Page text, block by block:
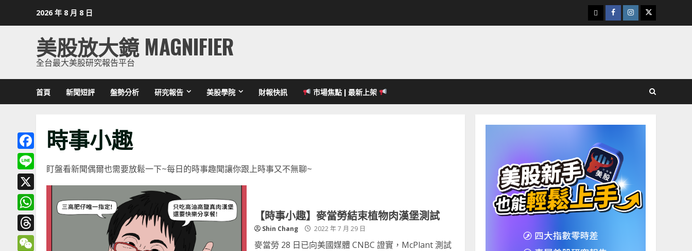
2026 年 8 月 8 日
下
載
Facebook
Instagram
Twitter
美股放大鏡 MAGNIFIER
全台最大美股研究報告平台
首頁 新聞短評 盤勢分析 研究報告 美股學院 財報快訊 市場焦點 | 最新上架
時事小趣
盯盤看新聞偶爾也需要放鬆一下~每日的時事趣聞讓你跟上時事又不無聊~
【時事小趣】麥當勞結束植物肉漢堡測試
Shin Chang 2022 年 7 月 29 日
麥當勞 28 日已向美國媒體 CNBC 證實，McPlant 測試
Facebook
Line
X
WhatsApp
Threads